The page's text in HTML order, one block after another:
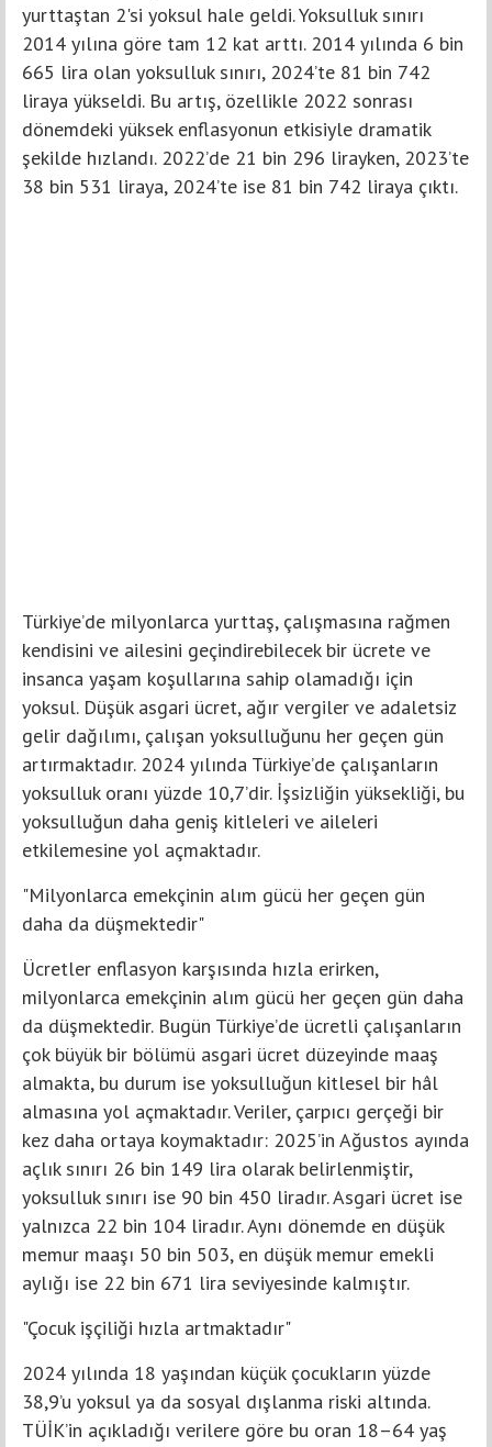
yurttaştan 2'si yoksul hale geldi. Yoksulluk sınırı
2014 yılına göre tam 12 kat arttı. 2014 yılında 6 bin
665 lira olan yoksulluk sınırı, 2024’te 81 bin 742
liraya yükseldi. Bu artış, özellikle 2022 sonrası
dönemdeki yüksek enflasyonun etkisiyle dramatik
şekilde hızlandı. 2022’de 21 bin 296 lirayken, 2023’te
38 bin 531 liraya, 2024’te ise 81 bin 742 liraya çıktı.
Türkiye’de milyonlarca yurttaş, çalışmasına rağmen
kendisini ve ailesini geçindirebilecek bir ücrete ve
insanca yaşam koşullarına sahip olamadığı için
yoksul. Düşük asgari ücret, ağır vergiler ve adaletsiz
gelir dağılımı, çalışan yoksulluğunu her geçen gün
artırmaktadır. 2024 yılında Türkiye’de çalışanların
yoksulluk oranı yüzde 10,7’dir. İşsizliğin yüksekliği, bu
yoksulluğun daha geniş kitleleri ve aileleri
etkilemesine yol açmaktadır.
"Milyonlarca emekçinin alım gücü her geçen gün
daha da düşmektedir"
Ücretler enflasyon karşısında hızla erirken,
milyonlarca emekçinin alım gücü her geçen gün daha
da düşmektedir. Bugün Türkiye’de ücretli çalışanların
çok büyük bir bölümü asgari ücret düzeyinde maaş
almakta, bu durum ise yoksulluğun kitlesel bir hâl
almasına yol açmaktadır. Veriler, çarpıcı gerçeği bir
kez daha ortaya koymaktadır: 2025’in Ağustos ayında
açlık sınırı 26 bin 149 lira olarak belirlenmiştir,
yoksulluk sınırı ise 90 bin 450 liradır. Asgari ücret ise
yalnızca 22 bin 104 liradır. Aynı dönemde en düşük
memur maaşı 50 bin 503, en düşük memur emekli
aylığı ise 22 bin 671 lira seviyesinde kalmıştır.
"Çocuk işçiliği hızla artmaktadır"
2024 yılında 18 yaşından küçük çocukların yüzde
38,9’u yoksul ya da sosyal dışlanma riski altında.
TÜİK’in açıkladığı verilere göre bu oran 18–64 yaş